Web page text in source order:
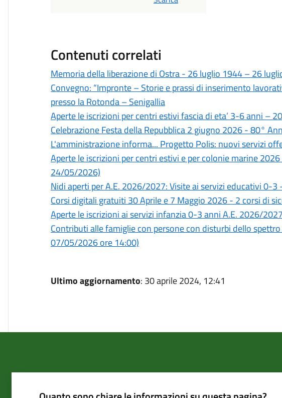
Contenuti correlati
Memoria della liberazione di Ostra - 26 luglio 1944 – 26
Convegno: “Impronte – Storie e prassi di inserimento
presso la Rotonda – Senigallia
Aperte le iscrizioni per centri estivi fascia di eta’ 3-6 anni –
Celebrazione Festa della Repubblica 2 giugno 2026 - 80°
L'amministrazione informa... Progetto Polis: nuovi servizi
Aperte le iscrizioni per centri estivi e per colonie marine
24/05/2026)
Nidi aperti per A.E. 2026/2027: Visite ai servizi educativi 0-
Corsi digitali gratuiti 30 Aprile e 7 Maggio 2026 - 2 corsi di
Aperte le iscrizioni ai servizi infanzia 0-3 anni A.E. 2026/
Contributi alle famiglie con persone con disturbi dello
07/05/2026 ore 14:00)
Ultimo aggiornamento: 30 aprile 2024, 12:41